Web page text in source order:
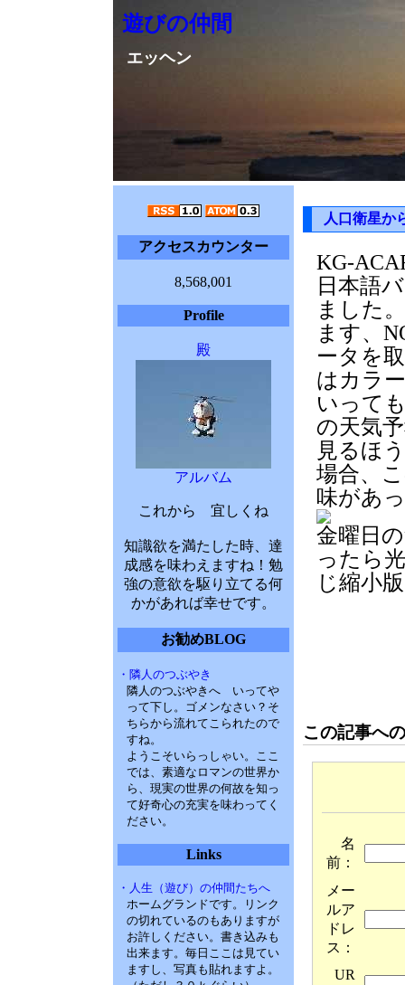
遊びの仲間
エッヘン
アクセスカウンター
8,568,001
Profile
殿
アルバム
これから 宜しくね
知識欲を満たした時、達
成感を味わえますね！勉
強の意欲を駆り立てる何
かがあれば幸せです。
お勧めBLOG
・隣人のつぶやき
隣人のつぶやきへ いってや
って下し。ゴメンなさい？そ
ちらから流れてこられたので
すね。
ようこそいらっしゃい。ここ
では、素適なロマンの世界か
ら、現実の世界の何故を知っ
て好奇心の充実を味わってく
ださい。
Links
・人生（遊び）の仲間たちへ
ホームグランドです。リンク
の切れているのもありますが
お許しください。書き込みも
出来ます。毎日ここは見てい
ますし、写真も貼れますよ。
人口衛星か
KG-
日本語
ました
ます、
ータを
はカラ
いって
の天気
見るほ
場合、
味があ
金曜日
ったら
じ縮小
この記事へ
名
前：
メー
ルア
ドレ
ス：
UR